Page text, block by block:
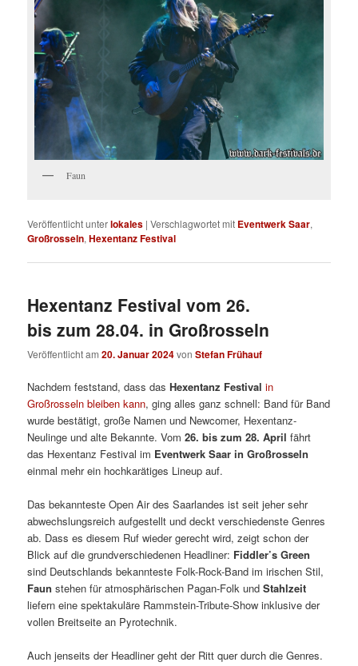
Faun
Veröffentlicht unterlokales |Verschlagwortet mit Eventwerk Saar,
Großrosseln,Hexentanz Festival
Hexentanz Festival vom 26.
bis zum 28.04. in Großrosseln
Veröffentlicht am20. Januar 2024vonStefan Frühauf
Nachdem feststand, dass dasHexentanz Festival in
Großrosseln bleiben kann, ging alles ganz schnell: Band für Band
wurde bestätigt, große Namen und Newcomer, Hexentanz-
Neulinge und alte Bekannte. Vom26. bis zum 28. April fährt
das Hexentanz Festival im Eventwerk Saar in Großrosseln
einmal mehr ein hochkarätiges Lineup auf.
Das bekannteste Open Air des Saarlandes ist seit jeher sehr
abwechslungsreich aufgestellt und deckt verschiedenste Genres
ab. Dass es diesem Ruf wieder gerecht wird, zeigt schon der
Blick auf die grundverschiedenen Headliner: Fiddler’s Green
sind Deutschlands bekannteste Folk-Rock-Band im irischen Stil,
Faun stehen für atmosphärischen Pagan-Folk undStahlzeit
liefern eine spektakuläre Rammstein-Tribute-Show inklusive der
vollen Breitseite an Pyrotechnik.
Auch jenseits der Headliner geht der Ritt quer durch die Genres.